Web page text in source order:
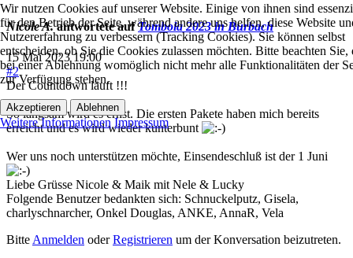
Nicole A.antwortete aufTombola 2023 in Burbach
15 Mai 2023 19:00
#2
Der Countdown läuft !!!
So langsam wird es ernst. Die ersten Pakete haben mich bereits
erreicht und es wird wieder kunterbunt
Wer uns noch unterstützen möchte, Einsendeschluß ist der 1 Juni
Liebe Grüsse Nicole & Maik mit Nele & Lucky
Folgende Benutzer bedankten sich: Schnuckelputz, Gisela,
charlyschnarcher, Onkel Douglas, ANKE, AnnaR, Vela
Bitte Anmelden oderRegistrieren um der Konversation beizutreten.
Wir nutzen Cookies auf unserer Website. Einige von ihnen sind
für den Betrieb der Seite, während andere uns helfen, diese Website
Nutzererfahrung zu verbessern (Tracking Cookies). Sie können selbst
entscheiden, ob Sie die Cookies zulassen möchten. Bitte beachten Sie,
bei einer Ablehnung womöglich nicht mehr alle Funktionalitäten der
zur Verfügung stehen.
Akzeptieren Ablehnen
Weitere Informationen Impressum